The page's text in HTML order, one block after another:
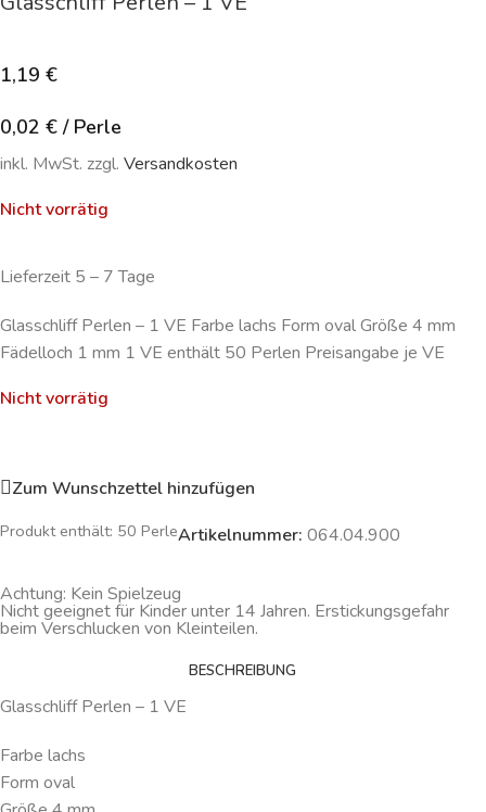
1,19 €
0,02 € / Perle
inkl. MwSt. zzgl. Versandkosten
Nicht vorrätig
Lieferzeit 5 – 7 Tage
Glasschliff Perlen – 1 VE Farbe lachs Form oval Größe 4 mm
Fädelloch 1 mm 1 VE enthält 50 Perlen Preisangabe je VE
Nicht vorrätig
Zum Wunschzettel hinzufügen
Produkt enthält: 50 PerleArtikelnummer: 064.04.900
Achtung: Kein Spielzeug
Nicht geeignet für Kinder unter 14 Jahren. Erstickungsgefahr
beim Verschlucken von Kleinteilen.
BESCHREIBUNG
Glasschliff Perlen – 1 VE
Farbe lachs
Form oval